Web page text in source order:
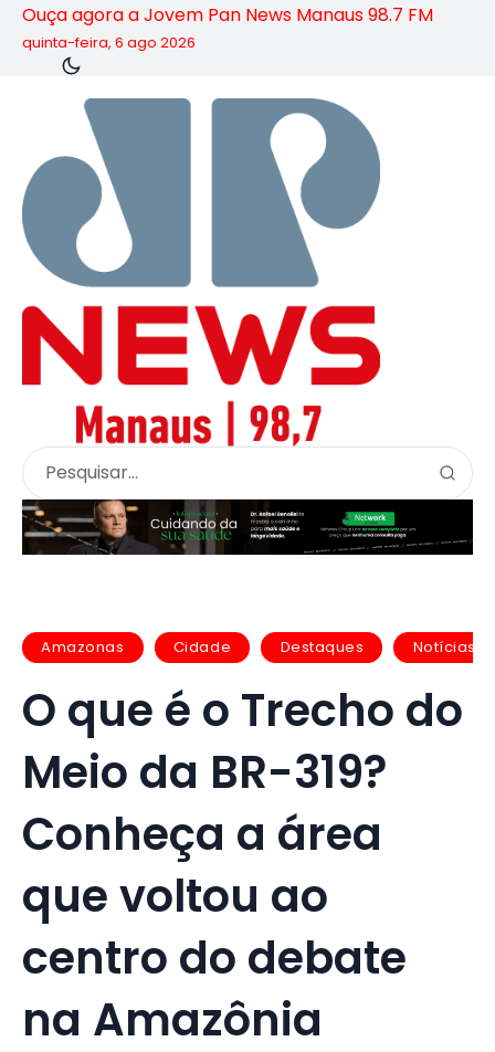
Ouça agora a Jovem Pan News Manaus 98.7 FM
quinta-feira, 6 ago 2026
Amazonas Cidade Destaques Notícias
O que é o Trecho do
Meio da BR-319?
Conheça a área
que voltou ao
centro do debate
na Amazônia